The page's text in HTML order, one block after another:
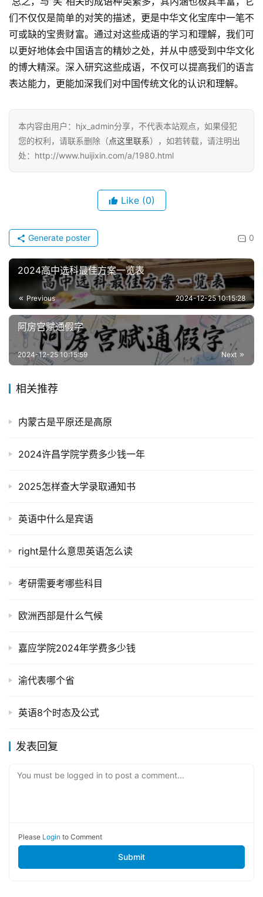
们不仅仅是简单的对笑的描述，更是中华文化宝库中一笔不
可或缺的宝贵财富。通过对这些成语的学习和理解，我们可
以更好地体会中国语言的精妙之处，并从中感受到中华文化
的博大精深。深入研究这些成语，不仅可以提高我们的语言
表达能力，更能加深我们对中国传统文化的认识和理解。
本内容由用户：hjx_admin分享，不代表本站观点，如果侵犯
您的权利，请联系删除（点这里联系），如若转载，请注明出
处：http://www.huijixin.com/a/1980.html
Like (0)
0
Generate poster
2024高中选科最佳方案一览表
Previous 2024-12-25 10:15:28
阿房宫赋通假字
Next
2024-12-25 10:15:59
相关推荐
内蒙古是平原还是高原
2024许昌学院学费多少钱一年
2025怎样查大学录取通知书
英语中什么是宾语
right是什么意思英语怎么读
考研需要考哪些科目
欧洲西部是什么气候
嘉应学院2024年学费多少钱
渝代表哪个省
英语8个时态及公式
发表回复
You must be logged in to post a comment...
Please Login to Comment
Submit